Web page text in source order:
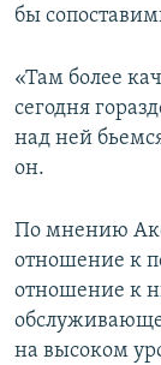
бы
«Там более
сегодня
над ней
он.
По мнению
отношение к
отношение к
на высоком